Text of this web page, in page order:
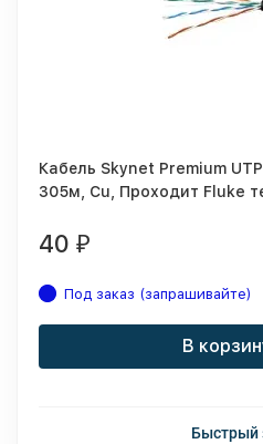
Кабель Skynet Premium
305м, Cu, Проходит Fluke
40 ₽
Под заказ (запрашивайте)
В
Быстрый